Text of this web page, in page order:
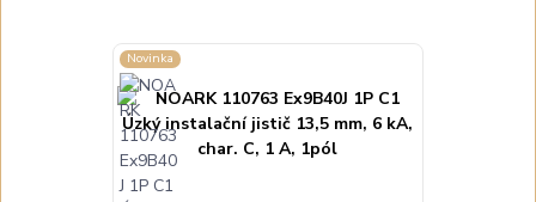
Novinka